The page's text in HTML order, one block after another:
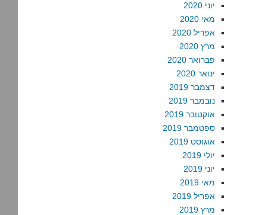
יוני 2020
מאי 2020
אפריל 2020
מרץ 2020
פברואר 2020
ינואר 2020
דצמבר 2019
נובמבר 2019
אוקטובר 2019
ספטמבר 2019
אוגוסט 2019
יולי 2019
יוני 2019
מאי 2019
אפריל 2019
מרץ 2019